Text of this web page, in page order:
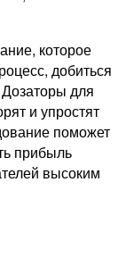
которое
добиться
Дозаторы для
и упростят
поможет
прибыль
высоким